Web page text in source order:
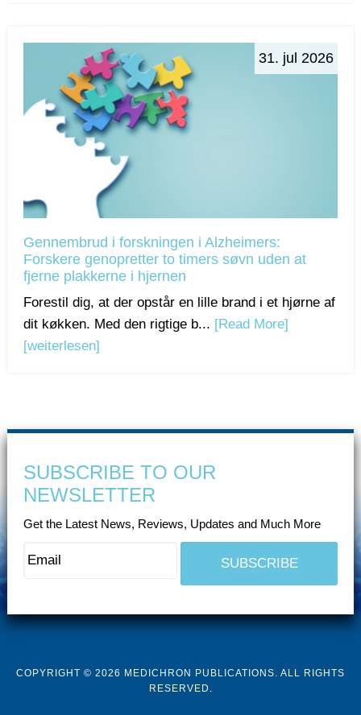
31. jul 2026
Gennembrud i forskningen i Alzheimers:
Forskere genopretter to timers søvn uden at
fjerne plakkerne i hjernen
Forestil dig, at der opstår en lille brand i et hjørne af
dit køkken. Med den rigtige b... [Read More]
[weiterlesen]
SUBSCRIBE TO OUR
NEWSLETTER
Get the Latest News, Reviews, Updates and Much More
COPYRIGHT © 2026 MEDICHRON PUBLICATIONS. ALL RIGHTS
RESERVED.